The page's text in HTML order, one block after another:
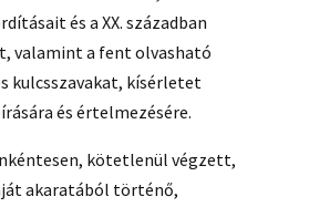
és a XX. században
valamint a fent olvasható
kulcsszavakat, kísérletet
és értelmezésére.
kötetlenül végzett,
akaratából történő,